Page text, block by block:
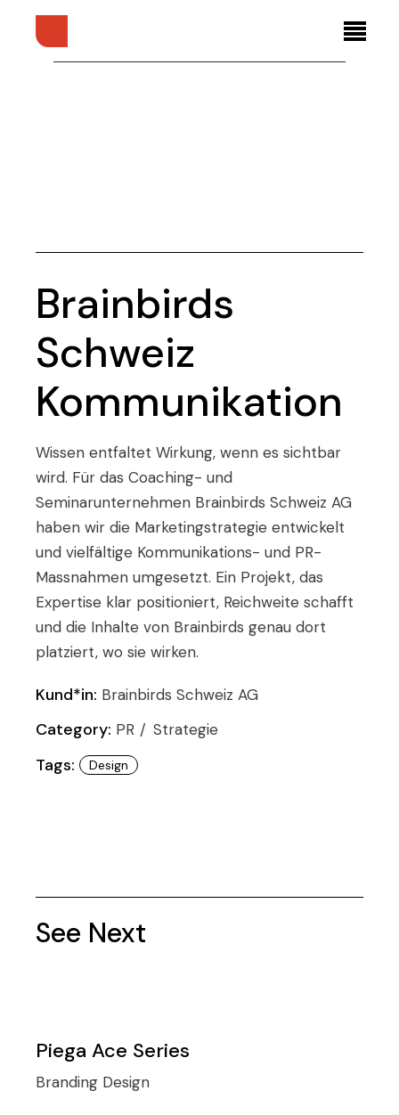
Brainbirds
Schweiz
Kommunikation
Wissen entfaltet Wirkung, wenn es sichtbar
wird. Für das Coaching- und
Seminarunternehmen Brainbirds Schweiz AG
haben wir die Marketingstrategie entwickelt
und vielfältige Kommunikations- und PR-
Massnahmen umgesetzt. Ein Projekt, das
Expertise klar positioniert, Reichweite schafft
und die Inhalte von Brainbirds genau dort
platziert, wo sie wirken.
Kund*in: Brainbirds Schweiz AG
Category: PR Strategie
Tags: Design
See Next
Piega Ace Series
Branding Design